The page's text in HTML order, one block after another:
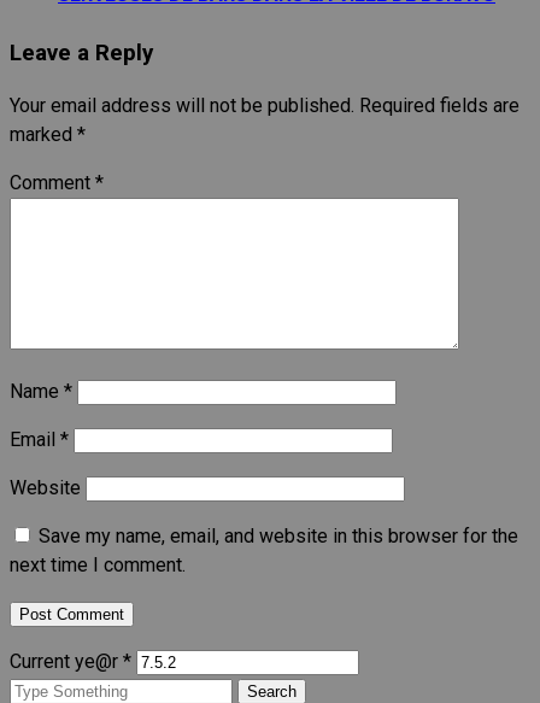
Leave a Reply
Your email address will not be published. Required fields are
marked *
Comment *
Name *
Email *
Website
Save my name, email, and website in this browser for the
next time I comment.
Current ye@r *
Search